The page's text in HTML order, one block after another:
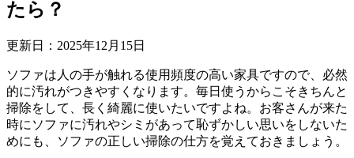
たら？
更新日： 2025年12 月 15日
ソファは人の手が触れる使用頻度の高い家具ですので、必然
的に汚れがつきやすくなります。毎日使うからこそきちんと
掃除をして、長く綺麗に使いたいですよね。お客さんが来た
時にソファに汚れやシミがあって恥ずかしい思いをしないた
めにも、ソファの正しい掃除の仕方を覚えておきましょう。